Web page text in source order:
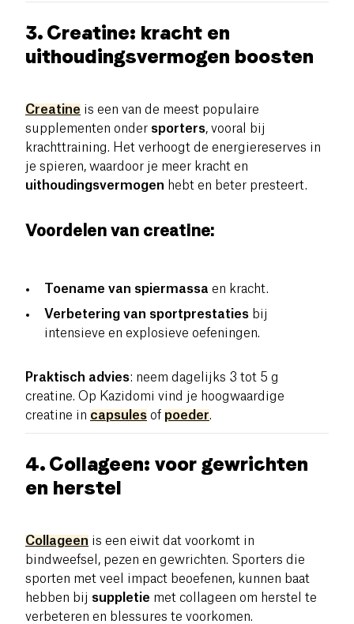
3. Creatine: kracht en
uithoudingsvermogen boosten
Creatine is een van de meest populaire
supplementen onder sporters, vooral bij
krachttraining. Het verhoogt de energiereserves in
je spieren, waardoor je meer kracht en
uithoudingsvermogen hebt en beter presteert.
Voordelen van creatine:
Toename van spiermassa en kracht.
Verbetering van sportprestaties bij
intensieve en explosieve oefeningen.
Praktisch advies: neem dagelijks 3 tot 5 g
creatine. Op Kazidomi vind je hoogwaardige
creatine in capsules of poeder.
4. Collageen: voor gewrichten
en herstel
Collageen is een eiwit dat voorkomt in
bindweefsel, pezen en gewrichten. Sporters die
sporten met veel impact beoefenen, kunnen baat
hebben bij suppletie met collageen om herstel te
verbeteren en blessures te voorkomen.